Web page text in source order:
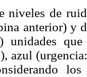
niveles de
anterior) y
unidades
azul